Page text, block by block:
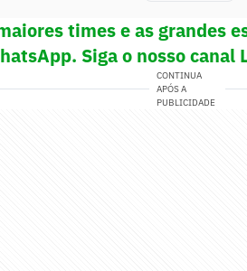
times e as grandes
Siga o nosso
CONTINUA
APÓS A
PUBLICIDADE